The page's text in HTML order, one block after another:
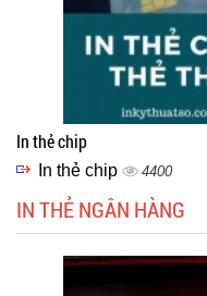
In thẻ chip
In thẻ chip 4400
IN THẺ NGÂN HÀNG